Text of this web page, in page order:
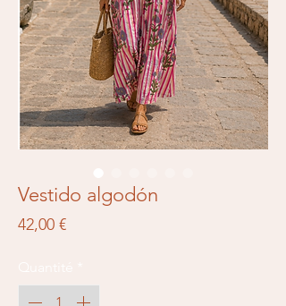
Vestido algodón
42,00 €Prix